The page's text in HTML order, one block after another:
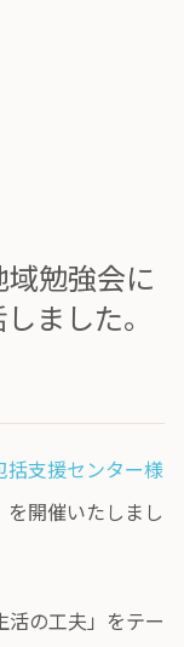
域勉強会に
ました。
括支援センター様
開催いたしまし
の工夫」をテー